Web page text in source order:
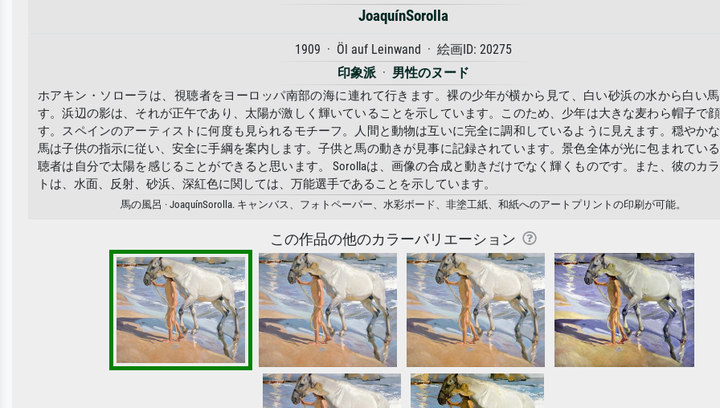
JoaquínSorolla
1909 · Öl auf Leinwand · 絵画ID: 20275
印象派 · 男性のヌード
ホアキン・ソローラは、視聴者をヨーロッパ南部の海に連れて行きます。裸の少年が横から見て、白い砂浜の水から白い
す。浜辺の影は、それが正午であり、太陽が激しく輝いていることを示しています。このため、少年は大きな麦わら帽子で
す。スペインのアーティストに何度も見られるモチーフ。人間と動物は互いに完全に調和しているように見えます。穏やか
馬は子供の指示に従い、安全に手綱を案内します。子供と馬の動きが見事に記録されています。景色全体が光に包まれてい
聴者は自分で太陽を感じることができると思います。 Sorollaは、画像の合成と動きだけでなく輝くものです。また、彼のカ
トは、水面、反射、砂浜、深紅色に関しては、万能選手であることを示しています。
馬の風呂 · JoaquínSorolla. キャンバス、フォトペーパー、水彩ボード、非塗工紙、和紙へのアートプリントの印刷が可能。
この作品の他のカラーバリエーション